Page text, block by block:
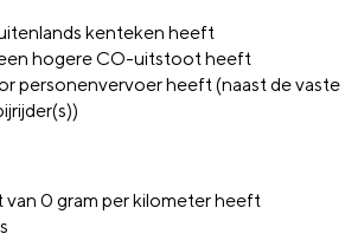
kenteken heeft
hogere CO-uitstoot heeft
personenvervoer heeft (naast de vaste
0 gram per kilometer heeft